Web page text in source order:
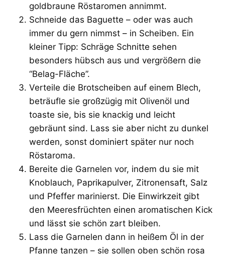
goldbraune Röstaromen annimmt.
Schneide das Baguette – oder was auch
immer du gern nimmst – in Scheiben. Ein
kleiner Tipp: Schräge Schnitte sehen
besonders hübsch aus und vergrößern die
“Belag-Fläche”.
Verteile die Brotscheiben auf einem Blech,
beträufle sie großzügig mit Olivenöl und
toaste sie, bis sie knackig und leicht
gebräunt sind. Lass sie aber nicht zu dunkel
werden, sonst dominiert später nur noch
Röstaroma.
Bereite die Garnelen vor, indem du sie mit
Knoblauch, Paprikapulver, Zitronensaft, Salz
und Pfeffer marinierst. Die Einwirkzeit gibt
den Meeresfrüchten einen aromatischen Kick
und lässt sie schön zart bleiben.
Lass die Garnelen dann in heißem Öl in der
Pfanne tanzen – sie sollen oben schön rosa